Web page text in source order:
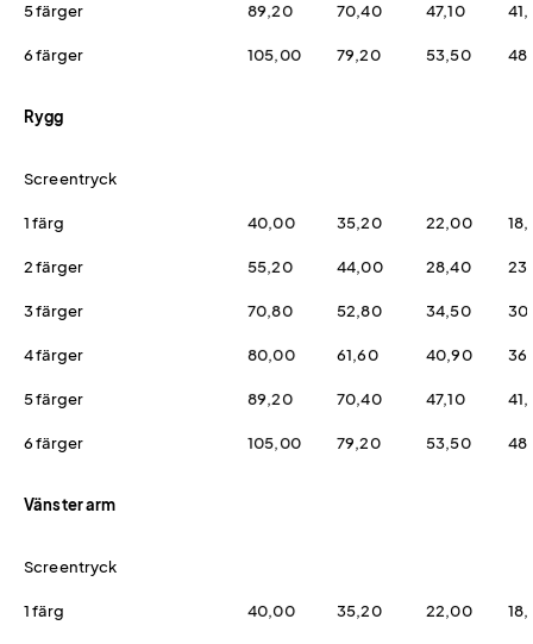
5 färger 89,20 70,40 47,10
6 färger 105,00 79,20 53,50
Rygg
Screentryck
1 färg 40,00 35,20 22,00
2 färger 55,20 44,00 28,40
3 färger 70,80 52,80 34,50
4 färger 80,00 61,60 40,90
5 färger 89,20 70,40 47,10
6 färger 105,00 79,20 53,50
Vänster arm
Screentryck
1 färg 40,00 35,20 22,00